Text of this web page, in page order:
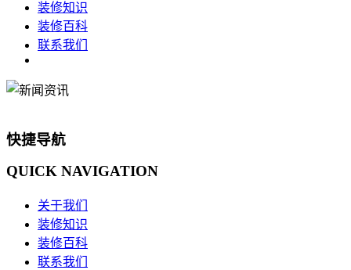
装修知识
装修百科
联系我们
快捷导航
QUICK NAVIGATION
关于我们
装修知识
装修百科
联系我们